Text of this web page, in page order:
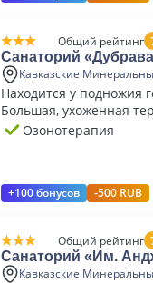
Общий рейтинг
Санаторий
Кавказские
Находится у подножия
Большая, ухоженная
Озонотерапия
+100 бонусов -500 RUB
Общий рейтинг
Санаторий «Им.
Кавказские